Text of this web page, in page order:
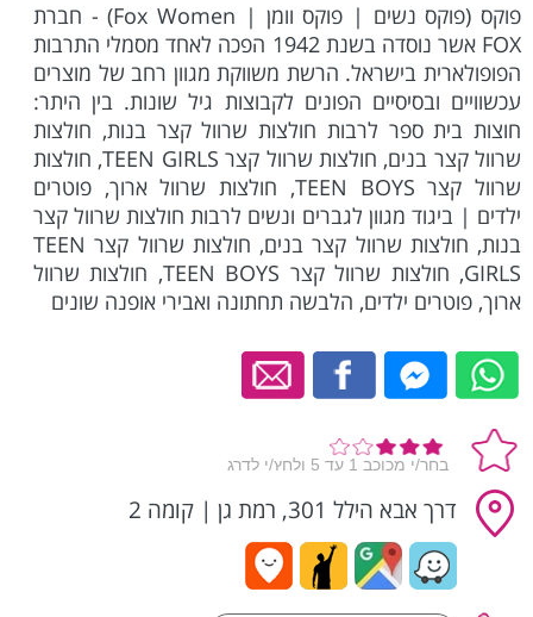
פוקס (פוקס נשים | פוקס וומן | Fox Women) - חברת
FOX אשר נוסדה בשנת 1942 הפכה לאחד מסמלי התרבות
הפופולארית בישראל. הרשת משווקת מגוון רחב של מוצרים
עכשוויים ובסיסיים הפונים לקבוצות גיל שונות. בין היתר:
חוצות בית ספר לרבות חולצות שרוול קצר בנות, חולצות
שרוול קצר בנים, חולצות שרוול קצר TEEN GIRLS, חולצות
שרוול קצר TEEN BOYS, חולצות שרוול ארוך, פוטרים
ילדים | ביגוד מגוון לגברים ונשים לרבות חולצות שרוול קצר
בנות, חולצות שרוול קצר בנים, חולצות שרוול קצר TEEN
GIRLS, חולצות שרוול קצר TEEN BOYS, חולצות שרוול
ארוך, פוטרים ילדים, הלבשה תחתונה ואבירי אופנה שונים
דרך אבא הילל 301, רמת גן | קומה 2